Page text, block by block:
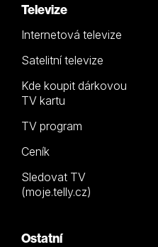
Televize
Internetová televize
Satelitní televize
Kde koupit dárkovou
TV kartu
TV program
Ceník
Sledovat TV
(moje.telly.cz)
Ostatní